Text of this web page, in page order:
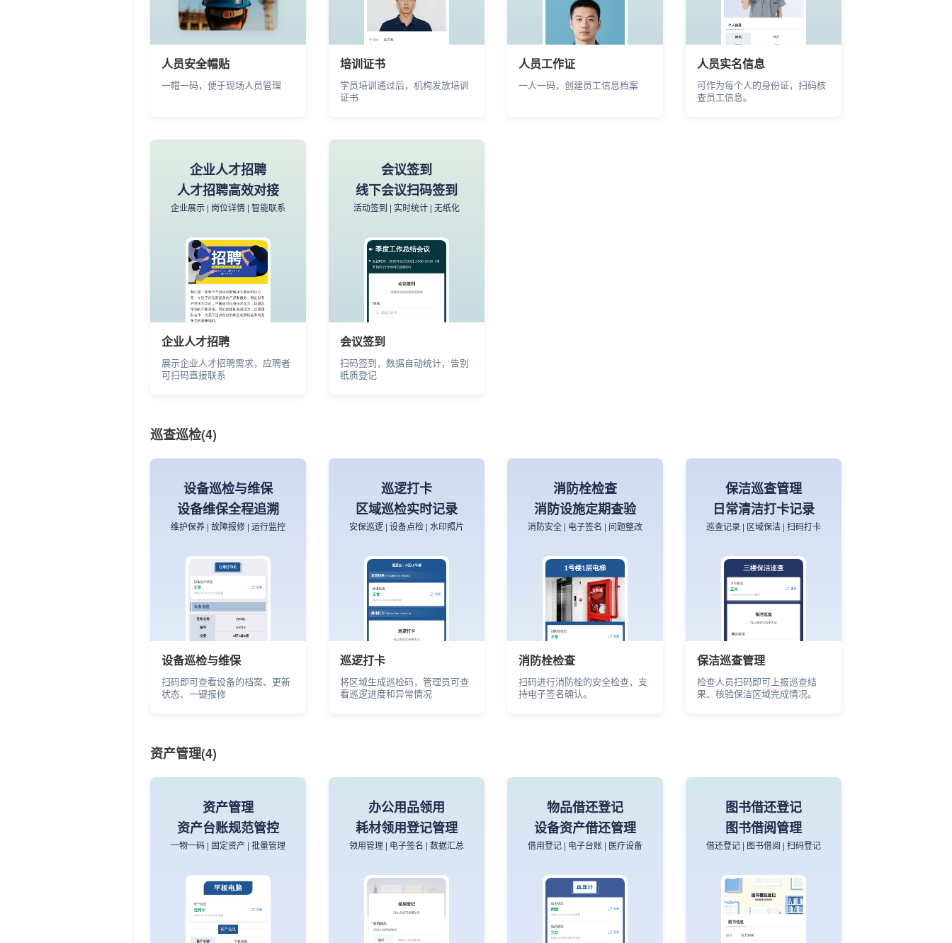
商品/产品的图文视频详细介绍、
联系方式
扫码即展示产品的详细卖点，长
文件说明 | 视频讲解 | 图文教程
消费者扫码了解产品详情，使用
安装视频等
展品介绍
展品介绍
用图片、视频等丰富内容展示藏
品的基础信息。
博物馆展品介绍
博物馆展品介绍
用户扫码即可查看博物馆展品的
产品电子说明书
商品检测报告
商品溯源信息
产地认证，商品溯源
样品展示
样品实拍、按列表展示
适合农产品生产者使用，填写信
息即可生成合格证
适合农产品收购单位使用，填写
信息即可生成合格证
人员安全帽贴
一帽一码，便于现场人员管理
培训证书
学员培训通过后，机构发放培训
证书
人员工作证
一人一码，创建员工信息档案
人员实名信息
可作为每个人的身份证，扫码核
查员工信息。
企业人才招聘
人才招聘高效对接
企业展示 | 岗位详情 | 智能联系
企业人才招聘
展示企业人才招聘需求，应聘者
可扫码直接联系
会议签到
线下会议扫码签到
活动签到 | 实时统计 | 无纸化
会议签到
扫码签到，数据自动统计，告别
纸质登记
巡查巡检(4)
设备巡检与维保
设备维保全程追溯
维护保养 | 故障报修 | 运行监控
设备巡检与维保
扫码即可查看设备的档案、更新
状态、一键报修
巡逻打卡
区域巡检实时记录
安保巡逻 | 设备点检 | 水印照片
巡逻打卡
将区域生成巡检码，管理员可查
看巡逻进度和异常情况
消防栓检查
消防设施定期查验
消防安全 | 电子签名 | 问题整改
消防栓检查
扫码进行消防栓的安全检查，支
持电子签名确认。
保洁巡查管理
日常清洁打卡记录
巡查记录 | 区域保洁 | 扫码打卡
保洁巡查管理
检查人员扫码即可上报巡查结
果、核验保洁区域完成情况。
资产管理(4)
资产管理
资产台账规范管控
一物一码 | 固定资产 | 批量管理
办公用品领用
耗材领用登记管理
领用管理 | 电子签名 | 数据汇总
物品借还登记
设备资产借还管理
借用登记 | 电子台账 | 医疗设备
图书借还登记
图书借阅管理
借还登记 | 图书借阅 | 扫码登记